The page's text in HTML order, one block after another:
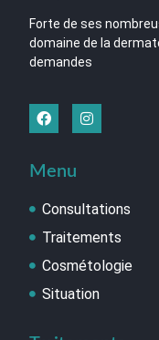
Forte de ses
domaine de la
demandes
Menu
Consultations
Traitements
Cosmétologie
Situation